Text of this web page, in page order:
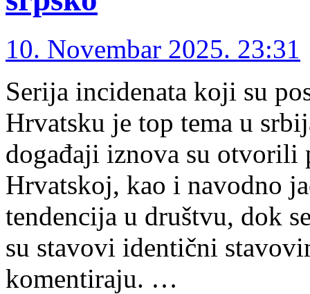
10. Novembar 2025. 23:31
Serija incidenata koji su
Hrvatsku je top tema u
događaji iznova su otvorili
Hrvatskoj, kao i navodno
tendencija u društvu, dok
su stavovi identični
komentiraju. …